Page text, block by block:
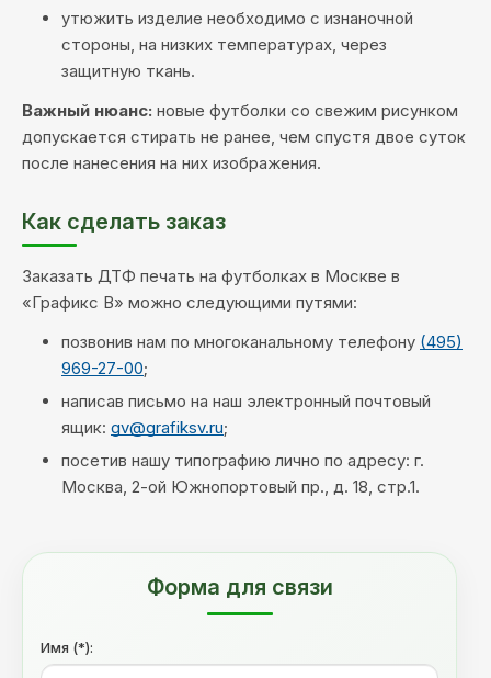
утюжить изделие необходимо с изнаночной
стороны, на низких температурах, через
защитную ткань.
Важный нюанс: новые футболки со свежим рисунком
допускается стирать не ранее, чем спустя двое суток
после нанесения на них изображения.
Как сделать заказ
Заказать ДТФ печать на футболках в Москве в
«Графикс В» можно следующими путями:
позвонив нам по многоканальному телефону (495)
969-27-00;
написав письмо на наш электронный почтовый
ящик: gv@grafiksv.ru;
посетив нашу типографию лично по адресу: г.
Москва, 2-ой Южнопортовый пр., д. 18, стр.1.
Форма для связи
Имя (*):